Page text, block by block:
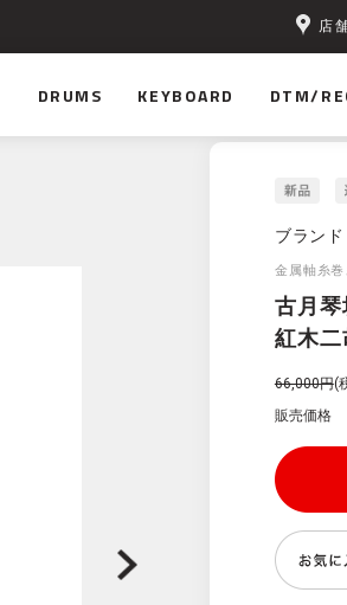
店
DRUMS KEYBOARD DTM/
ブランド
金属軸糸
古月琴
紅木
66,000円(
販売価格